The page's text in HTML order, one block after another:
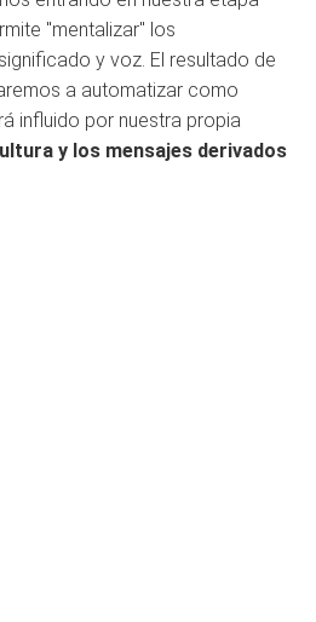
"mentalizar" los
y voz. El resultado de
a automatizar como
influido por nuestra propia
y los mensajes derivados